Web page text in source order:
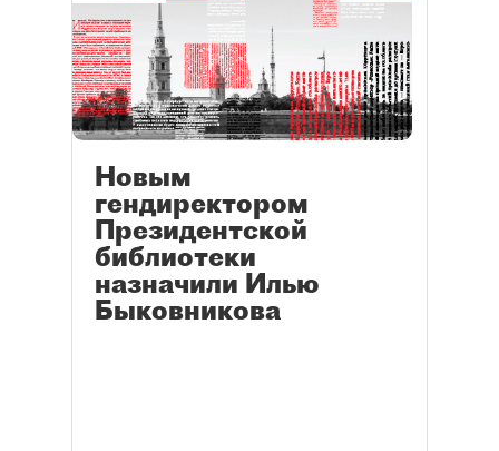
Новым
гендиректором
Президентской
библиотеки
назначили Илью
Быковникова